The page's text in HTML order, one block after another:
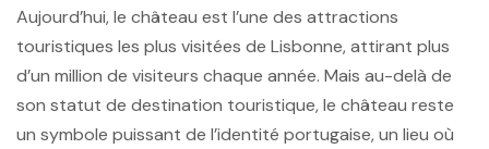
Aujourd’hui, le château est l’une des attractions
touristiques les plus visitées de Lisbonne, attirant plus
d’un million de visiteurs chaque année. Mais au-delà de
son statut de destination touristique, le château reste
un symbole puissant de l’identité portugaise, un lieu où